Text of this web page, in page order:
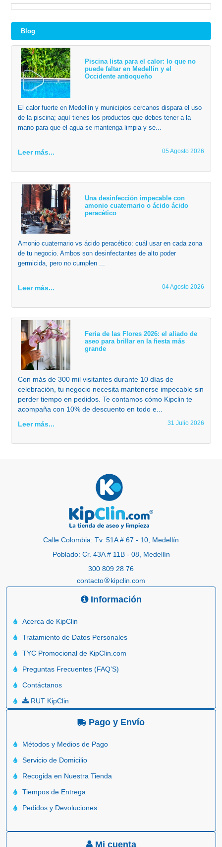
Blog
Piscina lista para el calor: lo que no
puede faltar en Medellín y el
Occidente antioqueño
El calor fuerte en Medellín y municipios cercanos dispara el uso
de la piscina; aquí tienes los productos que debes tener a la
mano para que el agua se mantenga limpia y se...
Leer más... 05 Agosto 2026
Una desinfección impecable con
amonio cuaternario o ácido ácido
peracético
Amonio cuaternario vs ácido peracético: cuál usar en cada zona
de tu negocio. Ambos son desinfectantes de alto poder
germicida, pero no cumplen ...
Leer más... 04 Agosto 2026
Feria de las Flores 2026: el aliado de
aseo para brillar en la fiesta más
grande
Con más de 300 mil visitantes durante 10 días de
celebración, tu negocio necesita mantenerse impecable sin
perder tiempo en pedidos. Te contamos cómo Kipclin te
acompaña con 10% de descuento en todo e...
Leer más...
31 Julio 2026
Calle Colombia: Tv. 51A # 67 - 10, Medellín
Poblado: Cr. 43A # 11B - 08, Medellín
300 809 28 76
contacto
kipclin.com
Información
Acerca de KipClin
Tratamiento de Datos Personales
TYC Promocional de KipClin.com
Preguntas Frecuentes (FAQ’S)
Contáctanos
RUT KipClin
Pago y Envío
Métodos y Medios de Pago
Servicio de Domicilio
Recogida en Nuestra Tienda
Tiempos de Entrega
Pedidos y Devoluciones
Mi cuenta